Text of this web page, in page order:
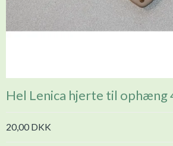
Hel Lenica hjerte til ophæng
20,00 DKK